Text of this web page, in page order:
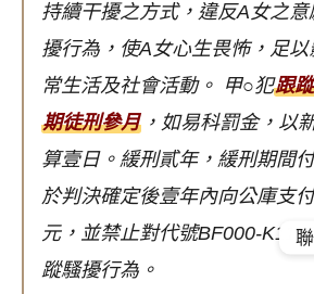
持續干擾之方式，違反A女之
擾行為，使A女心生畏怖，足
常生活及社會活動。 甲○犯跟
期徒刑參月 ，如易科罰金，以
算壹日。緩刑貳年，緩刑期間
於判決確定後壹年內向公庫支
元，並禁止對代號BF000-
蹤騷擾行為。